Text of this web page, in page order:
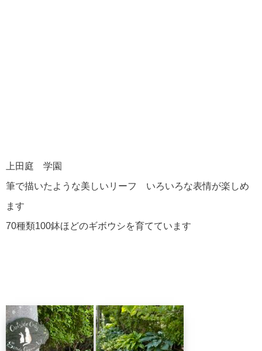
上田庭 学園
筆で描いたような美しいリーフ いろいろな表情が楽しめ
ます
70種類100鉢ほどのギボウシを育てています